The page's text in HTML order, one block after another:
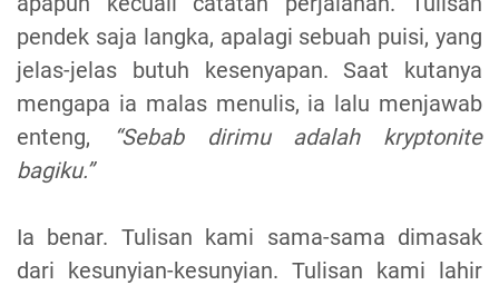
pendek saja langka, apalagi sebuah puisi, yang
jelas-jelas butuh kesenyapan. Saat kutanya
mengapa ia malas menulis, ia lalu menjawab
enteng,
“Sebab dirimu adalah kryptonite
bagiku.”
Ia benar. Tulisan kami sama-sama dimasak
dari kesunyian-kesunyian. Tulisan kami lahir